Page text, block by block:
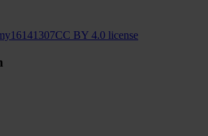
CC BY 4.0 license